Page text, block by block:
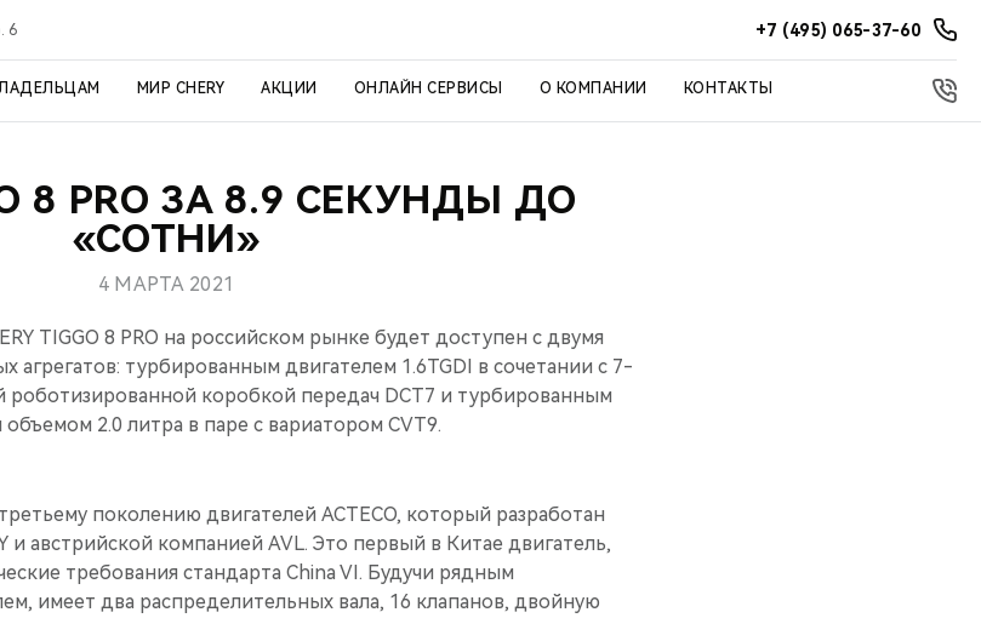
6 +7 (495) 065-37-60
МИР CHERY АКЦИИ ОНЛАЙН СЕРВИСЫ О КОМПАНИИ КОНТАКТЫ
8 PRO ЗА 8.9 СЕКУНДЫ ДО
«СОТНИ»
4 МАРТА 2021
TIGGO 8 PRO на российском рынке будет доступен с двумя
агрегатов: турбированным двигателем 1.6TGDI в сочетании с 7-
роботизированной коробкой передач DCT7 и турбированным
объемом 2.0 литра в паре с вариатором СVT9.
поколению двигателей ACTECO, который разработан
и австрийской компанией AVL. Это первый в Китае двигатель,
требования стандарта China VI. Будучи рядным
имеет два распределительных вала, 16 клапанов, двойную